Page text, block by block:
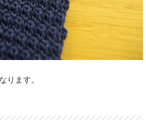
ります。